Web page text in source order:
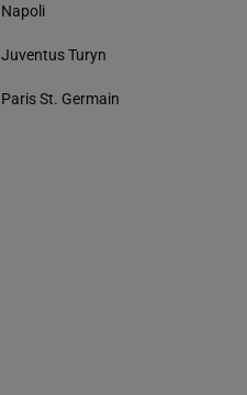
Napoli
Juventus Turyn
Paris St. Germain